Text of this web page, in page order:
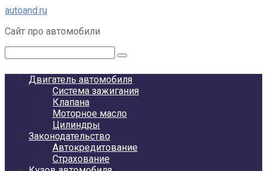
Перейти
контенту
autoand.ru
Сайт про автомобили
Двигатель автомобиля
Система зажигания
Клапана
Моторное масло
Цилиндры
Законодательство
Автокредитование
Страхование